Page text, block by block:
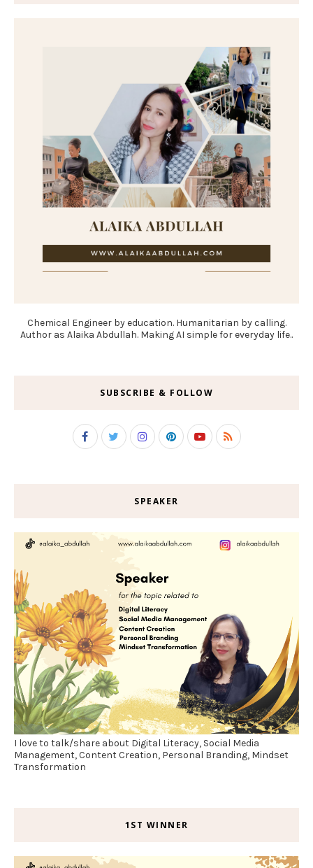
Chemical Engineer by education. Humanitarian by calling.
Author as Alaika Abdullah. Making AI simple for everyday life..
SUBSCRIBE & FOLLOW
SPEAKER
I love to talk/share about Digital Literacy, Social Media
Management, Content Creation, Personal Branding, Mindset
Transformation
1ST WINNER